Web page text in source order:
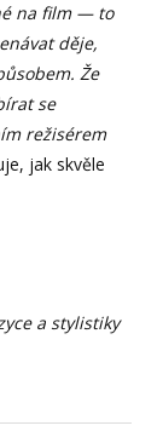
na film — to
děje,
Že
se
režisérem
jak skvěle
a stylistiky